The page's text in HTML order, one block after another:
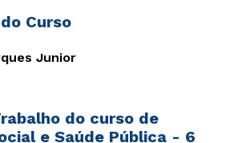
Curso
Junior
do curso de
e Saúde Pública - 6